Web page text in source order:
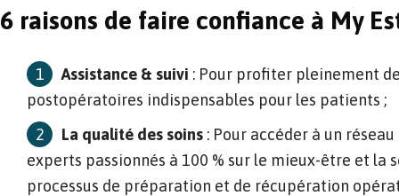
6 raisons de faire confiance à My
Assistance & suivi : Pour profiter pleinement
postopératoires indispensables pour les patients ;
La qualité des soins : Pour accéder à un
experts passionnés à 100 % sur le mieux-être et la
processus de préparation et de récupération